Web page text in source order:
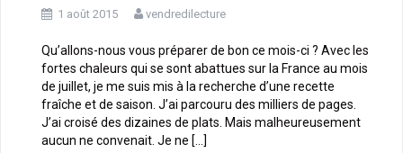
1 août 2015 vendredilecture
Qu’allons-nous vous préparer de bon ce mois-ci ? Avec les
fortes chaleurs qui se sont abattues sur la France au mois
de juillet, je me suis mis à la recherche d’une recette
fraîche et de saison. J’ai parcouru des milliers de pages.
J’ai croisé des dizaines de plats. Mais malheureusement
aucun ne convenait. Je ne […]